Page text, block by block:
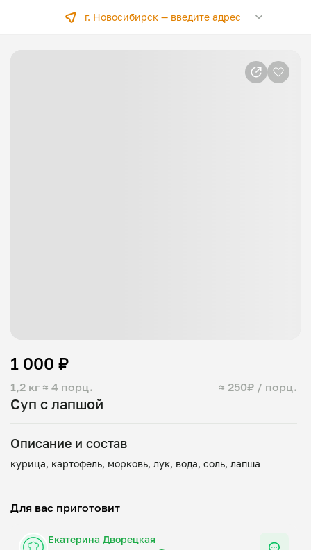
г. Новосибирск —введите адрес
Суп с лапшой
1,2 кг ≈ 4 порц. ≈ 250₽ / порц.
1 000 ₽
Описание и состав
Для вас приготовит
Екатерина Дворецкая